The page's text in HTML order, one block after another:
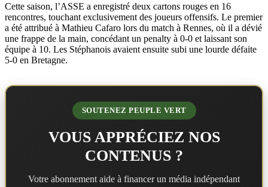
Cette saison, l’ASSE a enregistré deux cartons rouges en 16
rencontres, touchant exclusivement des joueurs offensifs. Le premier
a été attribué à Mathieu Cafaro lors du match à Rennes, où il a dévié
une frappe de la main, concédant un penalty à 0-0 et laissant son
équipe à 10. Les Stéphanois avaient ensuite subi une lourde défaite
5-0 en Bretagne.
SOUTENEZ PEUPLE VERT
VOUS APPRÉCIEZ NOS
CONTENUS ?
Votre abonnement aide à financer un média indépendant